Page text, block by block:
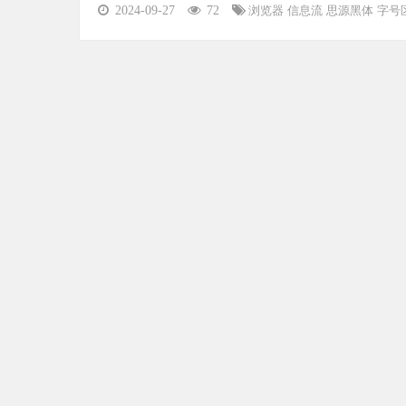
2024-09-27 72 浏览器 信息流 思源黑体 字号